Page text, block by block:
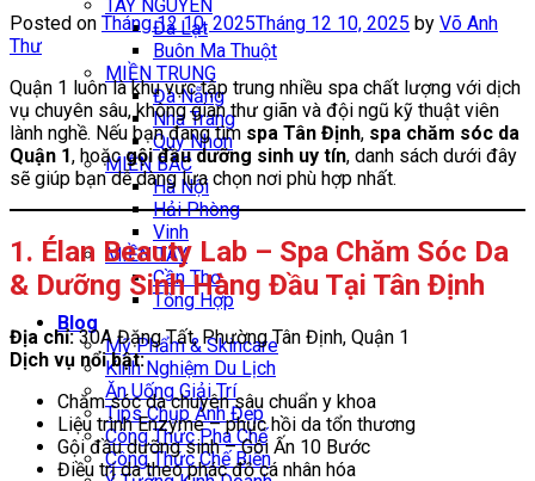
TÂY NGUYÊN
Đà Lạt
Buôn Ma Thuột
MIỀN TRUNG
Đà Nẵng
Nha Trang
Quy Nhơn
MIỀN BẮC
Hà Nội
Hải Phòng
Vinh
MIỀN TÂY
Cần Thơ
Tổng Hợp
Blog
Mỹ Phẩm & Skincare
Kinh Nghiệm Du Lịch
Ăn Uống Giải Trí
Tips Chụp Ảnh Đẹp
Công Thức Pha Chế
Công Thức Chế Biến
Posted on Tháng 12 10, 2025Tháng 12 10, 2025 by Võ Anh
Thư
Quận 1 luôn là khu vực tập trung nhiều spa chất lượng với dịch
vụ chuyên sâu, không gian thư giãn và đội ngũ kỹ thuật viên
lành nghề. Nếu bạn đang tìm spa Tân Định, spa chăm sóc da
Quận 1, hoặcgội đầu dưỡng sinh uy tín, danh sách dưới đây
sẽ giúp bạn dễ dàng lựa chọn nơi phù hợp nhất.
1. Élan Beauty Lab – Spa Chăm Sóc Da
& Dưỡng Sinh Hàng Đầu Tại Tân Định
Địa chỉ:30A Đặng Tất, Phường Tân Định, Quận 1
Dịch vụ nổi bật:
Chăm sóc da chuyên sâu chuẩn y khoa
Liệu trình Enzyme – phục hồi da tổn thương
Gội đầu dưỡng sinh – Gói Ấn 10 Bước
Điều trị da theo phác đồ cá nhân hóa